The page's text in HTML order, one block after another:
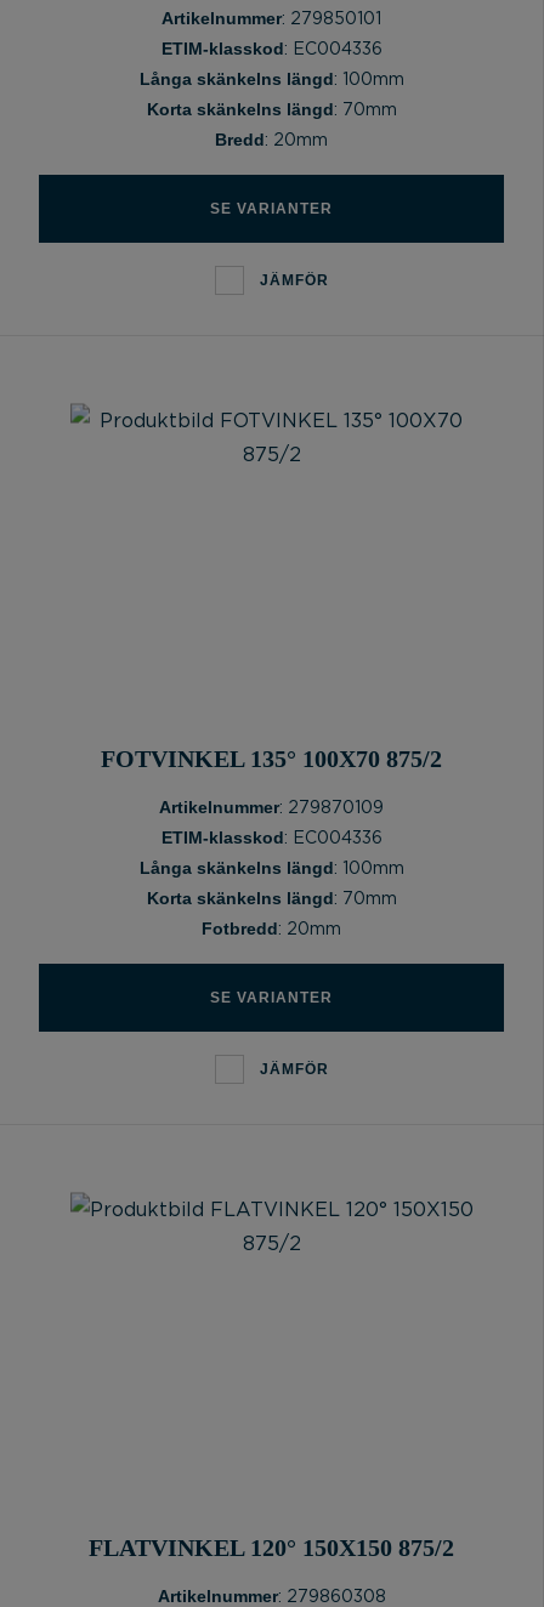
Artikelnummer: 279850101
ETIM-klasskod: EC004336
Långa skänkelns längd: 100mm
Korta skänkelns längd: 70mm
Bredd: 20mm
SE VARIANTER
JÄMFÖR
FOTVINKEL 135° 100X70 875/2
Artikelnummer: 279870109
ETIM-klasskod: EC004336
Långa skänkelns längd: 100mm
Korta skänkelns längd: 70mm
Fotbredd: 20mm
SE VARIANTER
JÄMFÖR
FLATVINKEL 120° 150X150 875/2
Artikelnummer: 279860308